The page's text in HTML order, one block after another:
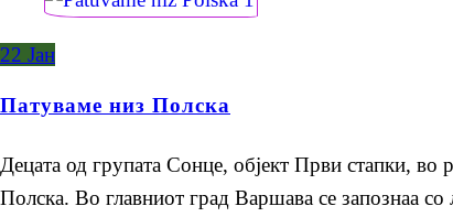
22 Јан
Патуваме низ Полска
Децата од групата Сонце, објект Први стапки, во
Полска. Во главниот град Варшава се запознаа со